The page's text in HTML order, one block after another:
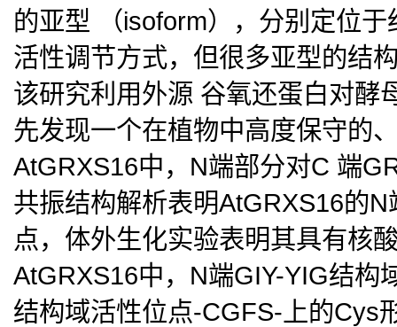
的亚型 （isoform），分别定位
活性调节方式，但很多亚型的结
该研究利用外源 谷氧还蛋白对酵
先发现一个在植物中高度保守的
AtGRXS16中，N端部分对C 端
共振结构解析表明AtGRXS16的
点，体外生化实验表明其具有核
AtGRXS16中，N端GIY-YIG结构
结构域活性位点-CGFS-上的Cys